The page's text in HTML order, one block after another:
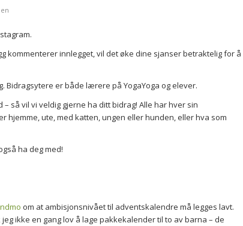
kommenterer innlegget, vil det øke dine sjanser betraktelig for å
Bidragsytere er både lærere på YogaYoga og elever.
så vil vi veldig gjerne ha ditt bidrag! Alle har hver sin
hjemme, ute, med katten, ungen eller hunden, eller hva som
ha deg med!
om at ambisjonsnivået til adventskalendre må legges lavt.
ikke en gang lov å lage pakkekalender til to av barna – de